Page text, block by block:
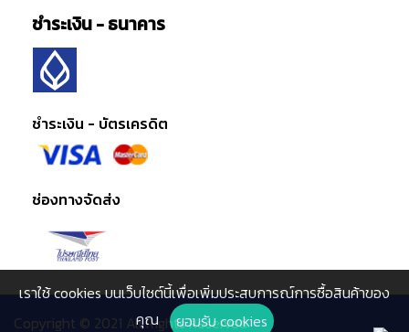
ชำระเงิน - ธนาคาร
ชำระเงิน - บัตรเครดิต
ช่องทางจัดส่ง
Copyright © 2021 All Rights Reserved.
เราใช้ cookies บนเว็บไซต์นี้เพื่อเพิ่มประสบการณ์การซื้อสินค้าของ
คุณ
ยอมรับ cookies